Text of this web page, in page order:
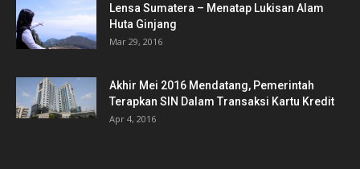
Lensa Sumatera – Menatap Lukisan Alam
Huta Ginjang
Mar 29, 2016
Akhir Mei 2016 Mendatang, Pemerintah
Terapkan SIN Dalam Transaksi Kartu Kredit
Apr 4, 2016